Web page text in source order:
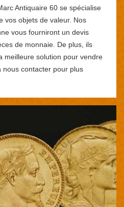
Antiquaire 60 se spécialise
vos objets de valeur. Nos
vous fourniront un devis
de monnaie. De plus, ils
meilleure solution pour vendre
nous contacter pour plus